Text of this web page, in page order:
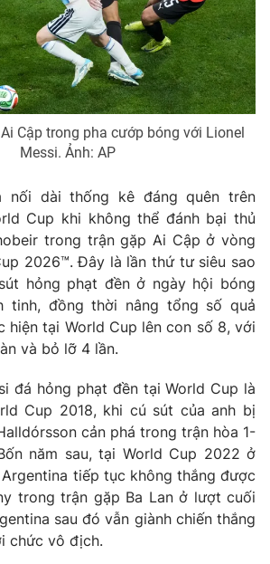
Podcast
Infographic
Shorts video
VTV Thể thao
Cập trong pha cướp bóng với Lionel
Messi. Ảnh: AP
nối dài thống kê đáng quên trên
Cup khi không thể đánh bại thủ
trong trận gặp Ai Cập ở vòng
2026™. Đây là lần thứ tư siêu sao
hỏng phạt đền ở ngày hội bóng
tinh, đồng thời nâng tổng số quả
hiện tại World Cup lên con số 8, với
và bỏ lỡ 4 lần.
đá hỏng phạt đền tại World Cup là
Cup 2018, khi cú sút của anh bị
cản phá trong trận hòa 1-
năm sau, tại World Cup 2022 ở
tiếp tục không thắng được
trong trận gặp Ba Lan ở lượt cuối
sau đó vẫn giành chiến thắng
chức vô địch.